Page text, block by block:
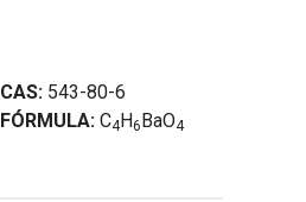
CAS: 543-80-6
FÓRMULA: C4H6BaO4